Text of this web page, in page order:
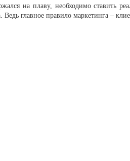
на плаву, необходимо ставить
Ведь главное правило маркетинга –